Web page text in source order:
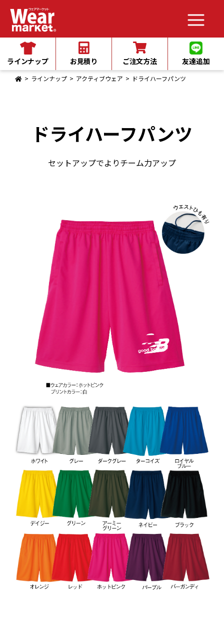
メインコンテンツへスキップ
ラインナップ お見積り ご注文方法 友達追加
ラインナップ アクティブウェア ドライハーフパンツ
ドライハーフパンツ
セットアップでよりチーム力アップ